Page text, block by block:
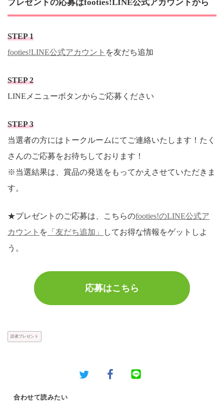
プレゼントの応募はfooties!LINE公式アカウントから
STEP 1
footies!LINE公式アカウント を友だち追加
STEP 2
LINEメニューボタンからご応募ください
STEP 3
当選者の方にはトークルームにてご連絡いたします！たく
さんのご応募をお待ちしております！
※当選結果は、賞品の発送をもってかえさせていただきま
す。
★プレゼントのご応募は、こちらのfooties!のLINE公式ア
カウント を 「友だち追加」
してお得な情報をゲットしよ
う。
応募はこちら
読者プレゼント
合わせて読みたい